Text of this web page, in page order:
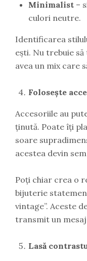
Minimalist –
culori neutre.
Identificarea
ești. Nu trebuie
avea un mix care
Folosește
Accesoriile au
ținută. Poate îți
soare
acestea devin
Poți chiar crea o
bijuterie
vintage”. Aceste
transmit un
Lasă